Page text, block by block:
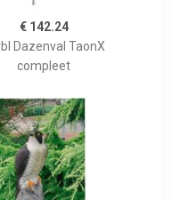
€ 142.24
Dazenval TaonX
compleet